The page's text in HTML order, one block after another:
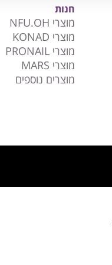
חנות
מוצרי NFU.OH
מוצרי KONAD
מוצרי PRONAIL
מוצרי MARS
מוצרים נוספים